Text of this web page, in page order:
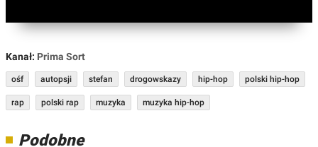
Kanał: Prima Sort
ośf autopsji stefan drogowskazy hip-hop polski hip-hop
rap polski rap muzyka muzyka hip-hop
Podobne